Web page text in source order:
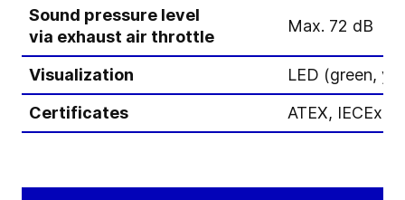
Sound pressure level
via exhaust air throttle
Max. 72 dB
Visualization
LED (green,
Certificates
ATEX, IECEx,